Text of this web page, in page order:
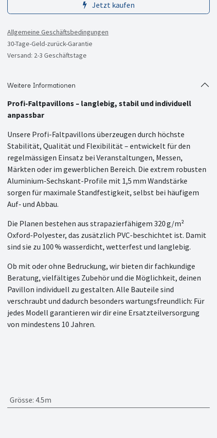
Jetzt kaufen
Allgemeine Geschäftsbedingungen
30-Tage-Geld-zurück-Garantie
Versand: 2-3 Geschäftstage
Weitere Informationen
Profi-Faltpavillons – langlebig, stabil und individuell
anpassbar
Unsere Profi-Faltpavillons überzeugen durch höchste
Stabilität, Qualität und Flexibilität – entwickelt für den
regelmässigen Einsatz bei Veranstaltungen, Messen,
Märkten oder im gewerblichen Bereich. Die extrem robusten
Aluminium-Sechskant-Profile mit 1,5 mm Wandstärke
sorgen für maximale Standfestigkeit, selbst bei häufigem
Auf- und Abbau.
Die Planen bestehen aus strapazierfähigem 320 g/m²
Oxford-Polyester, das zusätzlich PVC-beschichtet ist. Damit
sind sie zu 100 % wasserdicht, wetterfest und langlebig.
Ob mit oder ohne Bedruckung, wir bieten dir fachkundige
Beratung, vielfältiges Zubehör und die Möglichkeit, deinen
Pavillon individuell zu gestalten. Alle Bauteile sind
verschraubt und dadurch besonders wartungsfreundlich: Für
jedes Modell garantieren wir dir eine Ersatzteilversorgung
von mindestens 10 Jahren.
Grösse: 4.5m